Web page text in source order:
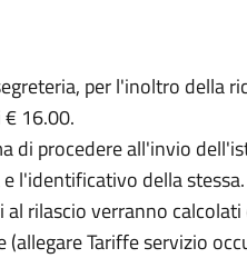
per l'inoltro della
16.00.
di procedere all'invio
l'identificativo della stessa.
rilascio verranno
Tariffe servizio